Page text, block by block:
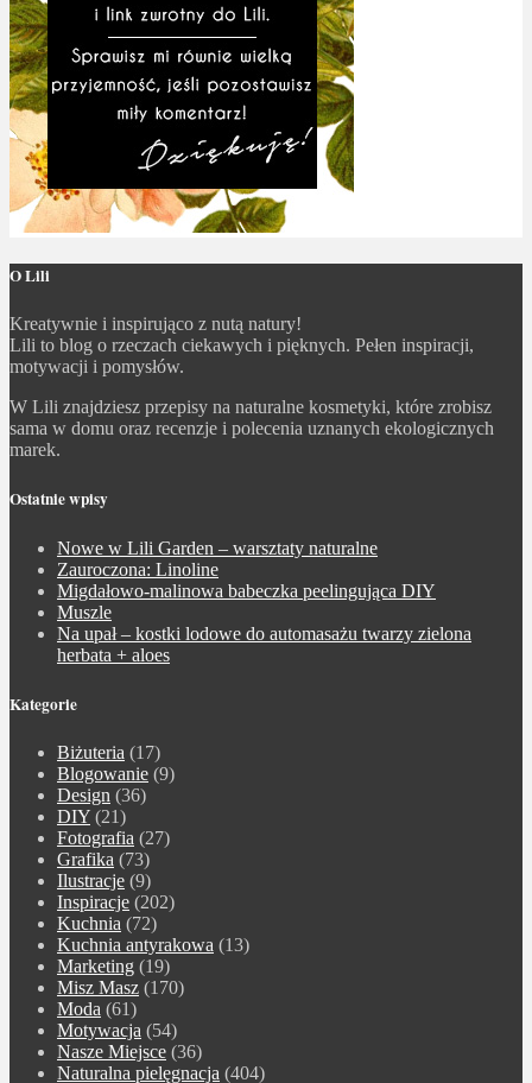
O Lili
Kreatywnie i inspirująco z nutą natury!
Lili to blog o rzeczach ciekawych i pięknych. Pełen inspiracji,
motywacji i pomysłów.
W Lili znajdziesz przepisy na naturalne kosmetyki, które zrobisz
sama w domu oraz recenzje i polecenia uznanych ekologicznych
marek.
Ostatnie wpisy
Nowe w Lili Garden – warsztaty naturalne
Zauroczona: Linoline
Migdałowo-malinowa babeczka peelingująca DIY
Muszle
Na upał – kostki lodowe do automasażu twarzy zielona
herbata + aloes
Kategorie
Biżuteria (17)
Blogowanie (9)
Design (36)
DIY (21)
Fotografia (27)
Grafika (73)
Ilustracje (9)
Inspiracje (202)
Kuchnia (72)
Kuchnia antyrakowa (13)
Marketing (19)
Misz Masz (170)
Moda (61)
Motywacja (54)
Nasze Miejsce (36)
Naturalna pielęgnacja (404)